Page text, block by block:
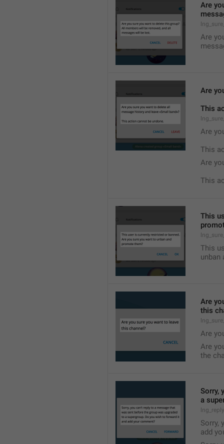
Are
Are
Are
This
Are
This
Are
This
This
This
unban
Are
this
Are
Are
the
Sorry,
a
Sorry,
add